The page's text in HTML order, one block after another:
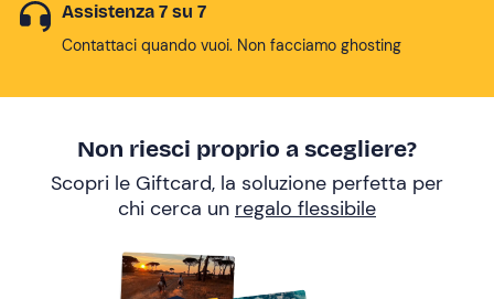
Assistenza 7 su 7
Contattaci quando vuoi. Non facciamo ghosting
Non riesci proprio a scegliere?
Scopri le Giftcard, la soluzione perfetta per
chi cerca un regalo flessibile